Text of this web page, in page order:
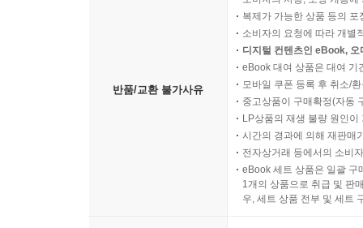
반품/교환 불가사유
복제가 가능한 상품 등의
소비자의 요청에 따라 개별
디지털 컨텐츠인 eBook,
eBook 대여 상품은 대여 기
모바일 쿠폰 등록 후 취소/
중고상품이 구매확정(자동
LP상품의 재생 불량 원인
시간의 경과에 의해 재판매
전자상거래 등에서의 소비
eBook 세트 상품은 일괄 구
1개의 상품으로 취급 및 판
우, 세트 상품 전부 및 세트